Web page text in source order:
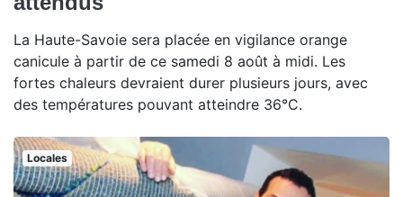
La Haute-Savoie sera placée en vigilance orange
canicule à partir de ce samedi 8 août à midi. Les
fortes chaleurs devraient durer plusieurs jours, avec
des températures pouvant atteindre 36°C.
Locales